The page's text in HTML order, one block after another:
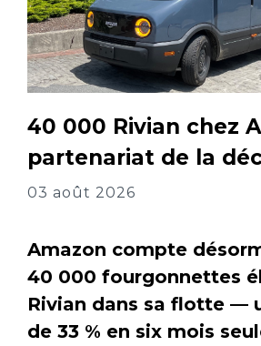
40 000 Rivian chez
partenariat de la
03 août 2026
Amazon compte
40 000 fourgonnettes
Rivian dans sa flotte —
de 33 % en six mois